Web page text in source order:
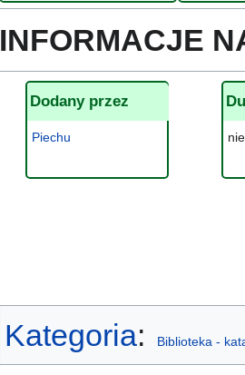
INFORMACJE
Dodany przez
Piechu nie
Kategoria: Biblioteka -